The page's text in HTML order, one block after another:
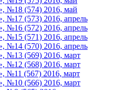
№18 (574) 2016, май
№17 (573) 2016, апрель
№16 (572) 2016, апрель
№15 (571) 2016, апрель
№14 (570) 2016, апрель
№13 (569) 2016, март
№12 (568) 2016, март
№11 (567) 2016, март
№10 (566) 2016, март